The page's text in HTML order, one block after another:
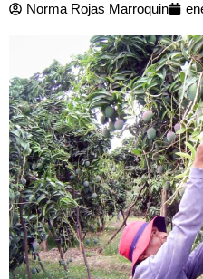
Norma Rojas Marroquin